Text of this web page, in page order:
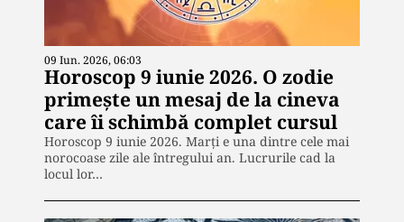
09 Iun. 2026, 06:03
Horoscop 9 iunie 2026. O zodie
primește un mesaj de la cineva
care îi schimbă complet cursul
Horoscop 9 iunie 2026. Marți e una dintre cele mai
norocoase zile ale întregului an. Lucrurile cad la
locul lor…